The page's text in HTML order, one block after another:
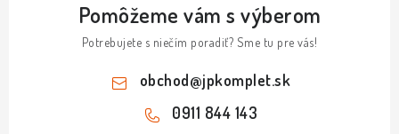
Pomôžeme vám s výberom
Potrebujete s niečím poradiť? Sme tu pre vás!
obchod@jpkomplet.sk
0911 844 143